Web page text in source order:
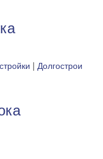
| Долгострои